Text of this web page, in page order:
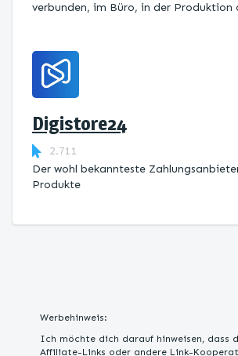
verbunden, im Büro, in der Produktion
Digistore24
2.711
Der wohl bekannteste
Produkte
Werbehinweis:
Ich möchte dich darauf hinweisen, dass
Affiliate-Links oder andere Link-